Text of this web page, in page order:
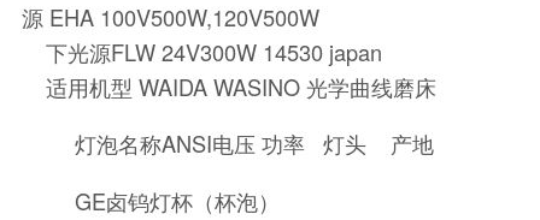
源 EHA 100V500W,120V500W
下光源FLW 24V300W 14530 japan
适用机型 WAIDA WASINO 光学曲线磨床
灯泡名称ANSI电压 功率 灯头 产地
GE卤钨灯杯（杯泡）